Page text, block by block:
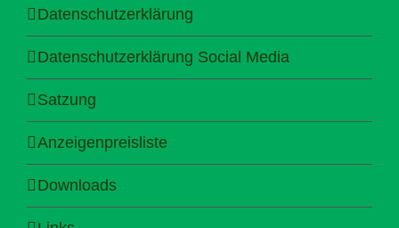
Datenschutzerklärung
Datenschutzerklärung Social Media
Satzung
Anzeigenpreisliste
Downloads